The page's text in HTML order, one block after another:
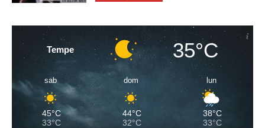
Tempe 35°C
sab
45°C
33°C
dom
44°C
32°C
lun
38°C
33°C